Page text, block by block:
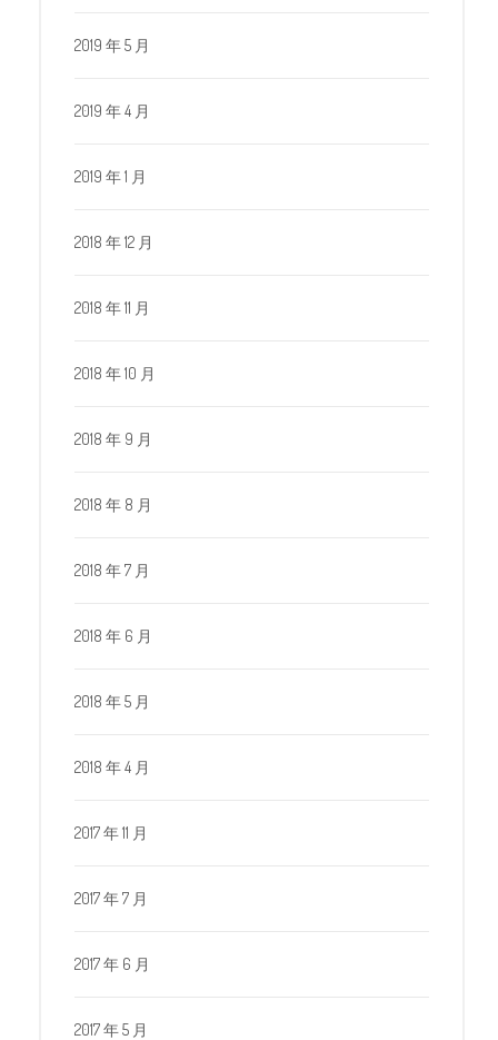
2019 年 5 月
2019 年 4 月
2019 年 1 月
2018 年 12 月
2018 年 11 月
2018 年 10 月
2018 年 9 月
2018 年 8 月
2018 年 7 月
2018 年 6 月
2018 年 5 月
2018 年 4 月
2017 年 11 月
2017 年 7 月
2017 年 6 月
2017 年 5 月